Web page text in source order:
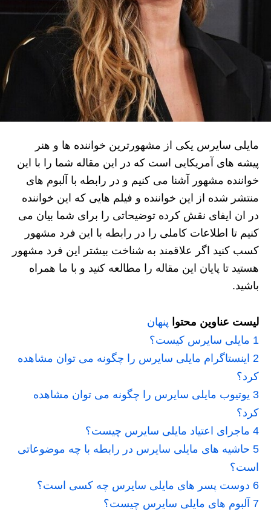
مایلی سایرس یکی از مشهورترین خواننده ها و هنر
پیشه های آمریکایی است که در این مقاله شما را با این
خواننده مشهور آشنا می کنیم و در رابطه با آلبوم های
منتشر شده از این خواننده و فیلم ‌هایی که این خواننده
در ان ایفای نقش کرده توضیحاتی را برای شما بیان می
کنیم تا اطلاعات کاملی را در رابطه با این فرد مشهور
کسب کنید اگر علاقمند به شناخت بیشتر این فرد مشهور
هستید تا پایان این مقاله را مطالعه کنید و با ما همراه
باشید.
لیست عناوین محتوا پنهان
1 مایلی سایرس کیست؟
2 اینستاگرام مایلی سایرس را چگونه می توان مشاهده
کرد؟
3 یوتیوب مایلی سایرس را چگونه می توان مشاهده
کرد؟
4 ماجرای اعتیاد مایلی سایرس چیست؟
5 حاشیه های مایلی سایرس در رابطه با چه موضوعاتی
است؟
6 دوست پسر های مایلی سایرس چه کسی است؟
7 آلبوم های مایلی سایرس چیست؟